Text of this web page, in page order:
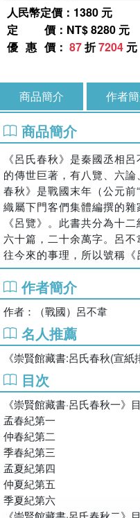
人民幣定價：1380 元
定價 ：NT$ 8280 元
優惠價 ： 87折7204 元
商品簡介 作者
商品簡介
《呂氏春秋》是秦國丞相
的傳世巨著，有八覽、六
春秋》是戰國末年（公元前
織屬下門客們集體編撰的
《呂覽》。此書共分為十
六十篇，二十余萬字。呂
往今來的事理，所以號稱《
作者簡介
作者：（戰國）呂不韋
名人推薦
《崇賢館藏書:呂氏春秋(宣紙
目次
《崇賢館藏書·呂氏春秋一》
孟春紀第一
仲春紀第二
季春紀第三
孟夏紀第四
仲夏紀第五
季夏紀第六